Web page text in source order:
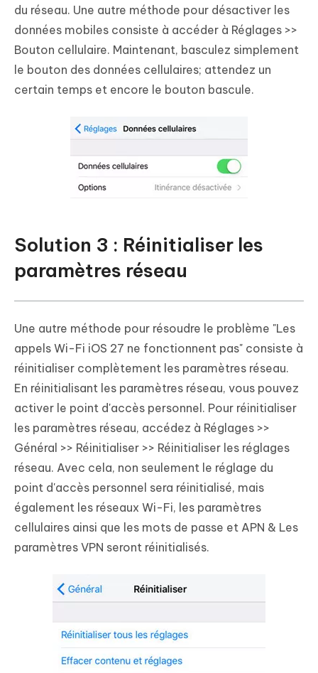
du réseau. Une autre méthode pour désactiver les
données mobiles consiste à accéder à Réglages >>
Bouton cellulaire. Maintenant, basculez simplement
le bouton des données cellulaires; attendez un
certain temps et encore le bouton bascule.
Solution 3 : Réinitialiser les
paramètres réseau
Une autre méthode pour résoudre le problème "Les
appels Wi-Fi iOS 27 ne fonctionnent pas" consiste à
réinitialiser complètement les paramètres réseau.
En réinitialisant les paramètres réseau, vous pouvez
activer le point d'accès personnel. Pour réinitialiser
les paramètres réseau, accédez à Réglages >>
Général >> Réinitialiser >> Réinitialiser les réglages
réseau. Avec cela, non seulement le réglage du
point d'accès personnel sera réinitialisé, mais
également les réseaux Wi-Fi, les paramètres
cellulaires ainsi que les mots de passe et APN & Les
paramètres VPN seront réinitialisés.